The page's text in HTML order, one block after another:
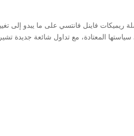
ريميكات فاينل فانتسي على ما يبدو إلى
المعتادة، مع تداول شائعة جديدة